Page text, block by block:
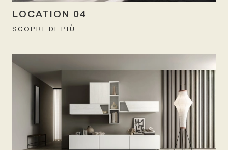
LOCATION 04
SCOPRI DI PIÙ